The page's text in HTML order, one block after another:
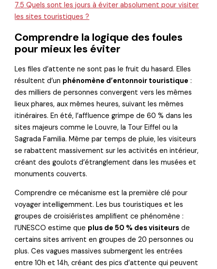
7.5 Quels sont les jours à éviter absolument pour visiter
les sites touristiques ?
Comprendre la logique des foules
pour mieux les éviter
Les files d’attente ne sont pas le fruit du hasard. Elles
résultent d’un phénomène d’entonnoir touristique :
des milliers de personnes convergent vers les mêmes
lieux phares, aux mêmes heures, suivant les mêmes
itinéraires. En été, l’affluence grimpe de 60 % dans les
sites majeurs comme le Louvre, la Tour Eiffel ou la
Sagrada Familia. Même par temps de pluie, les visiteurs
se rabattent massivement sur les activités en intérieur,
créant des goulots d’étranglement dans les musées et
monuments couverts.
Comprendre ce mécanisme est la première clé pour
voyager intelligemment. Les bus touristiques et les
groupes de croisiéristes amplifient ce phénomène :
l’UNESCO estime que plus de 50 % des visiteurs de
certains sites arrivent en groupes de 20 personnes ou
plus. Ces vagues massives submergent les entrées
entre 10h et 14h, créant des pics d’attente qui peuvent